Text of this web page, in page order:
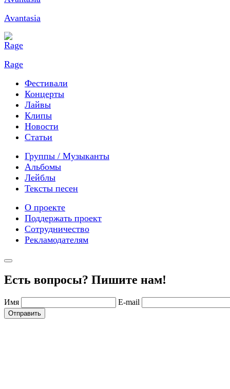
Avantasia
Rage
Фестивали
Концерты
Лайвы
Клипы
Новости
Статьи
Группы / Музыканты
Альбомы
Лейблы
Тексты песен
О проекте
Поддержать проект
Сотрудничество
Рекламодателям
Есть вопросы? Пишите нам!
Имя E-mail